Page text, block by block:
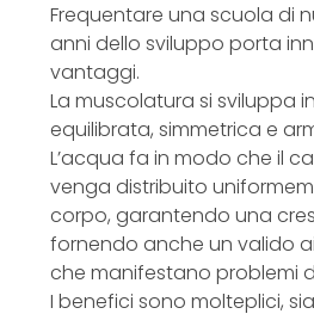
Frequentare una scuola di
anni dello sviluppo porta
vantaggi.
La muscolatura si sviluppa
equilibrata, simmetrica e
L’acqua fa in modo che il
venga distribuito
corpo, garantendo una
fornendo anche un valido
che manifestano problemi
I benefici sono molteplici,